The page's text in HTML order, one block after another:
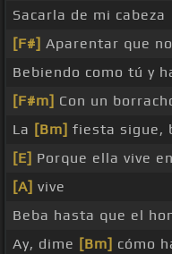
Sacarla de mi cabeza
[F#] Aparentar que
Bebiendo como tú y
[F#m] Con un
La [Bm] fiesta sigue,
[E] Porque ella vive
[A] vive
Beba hasta que el
Ay, dime [Bm] cómo